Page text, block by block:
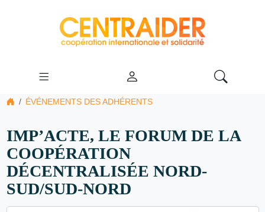
ÉVÉNEMENTS DES ADHÉRENTS
IMP’ACTE, LE FORUM DE LA
COOPÉRATION
DÉCENTRALISÉE NORD-
SUD/SUD-NORD